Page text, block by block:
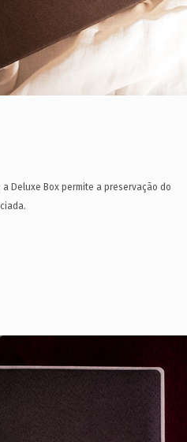
Deluxe Box permite a preservação do